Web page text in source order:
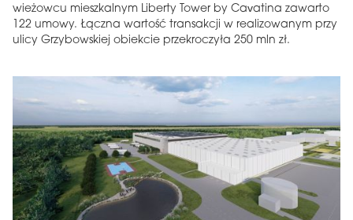
wieżowcu mieszkalnym Liberty Tower by Cavatina zawarto
122 umowy. Łączna wartość transakcji w realizowanym przy
ulicy Grzybowskiej obiekcie przekroczyła 250 mln zł.